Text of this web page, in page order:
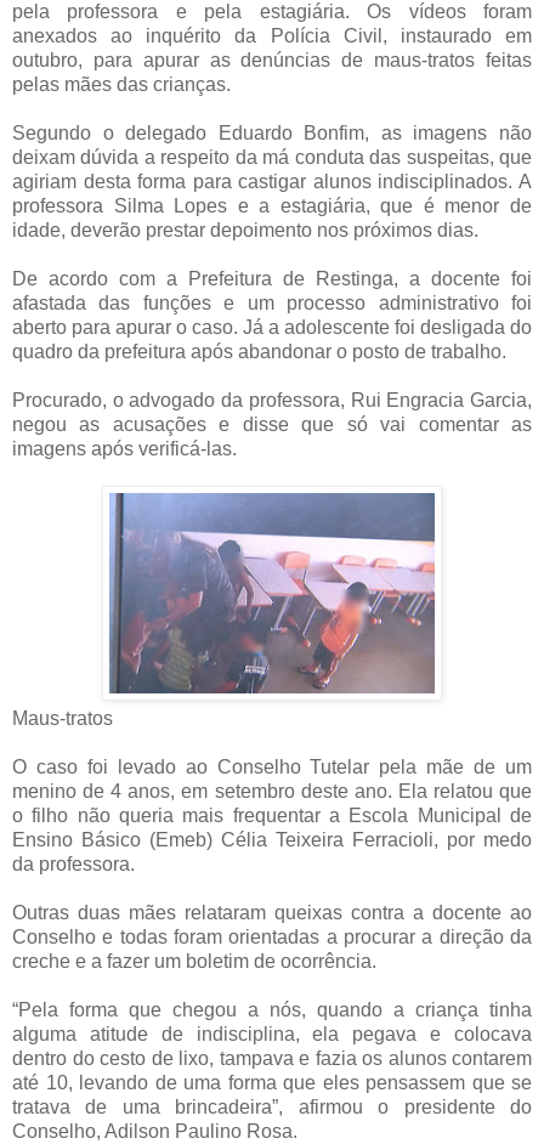
pela professora e pela estagiária. Os vídeos foram
anexados ao inquérito da Polícia Civil, instaurado em
outubro, para apurar as denúncias de maus-tratos feitas
pelas mães das crianças.
Segundo o delegado Eduardo Bonfim, as imagens não
deixam dúvida a respeito da má conduta das suspeitas, que
agiriam desta forma para castigar alunos indisciplinados. A
professora Silma Lopes e a estagiária, que é menor de
idade, deverão prestar depoimento nos próximos dias.
De acordo com a Prefeitura de Restinga, a docente foi
afastada das funções e um processo administrativo foi
aberto para apurar o caso. Já a adolescente foi desligada do
quadro da prefeitura após abandonar o posto de trabalho.
Procurado, o advogado da professora, Rui Engracia Garcia,
negou as acusações e disse que só vai comentar as
imagens após verificá-las.
Maus-tratos
O caso foi levado ao Conselho Tutelar pela mãe de um
menino de 4 anos, em setembro deste ano. Ela relatou que
o filho não queria mais frequentar a Escola Municipal de
Ensino Básico (Emeb) Célia Teixeira Ferracioli, por medo
da professora.
Outras duas mães relataram queixas contra a docente ao
Conselho e todas foram orientadas a procurar a direção da
creche e a fazer um boletim de ocorrência.
“Pela forma que chegou a nós, quando a criança tinha
alguma atitude de indisciplina, ela pegava e colocava
dentro do cesto de lixo, tampava e fazia os alunos contarem
até 10, levando de uma forma que eles pensassem que se
tratava de uma brincadeira”, afirmou o presidente do
Conselho, Adilson Paulino Rosa.